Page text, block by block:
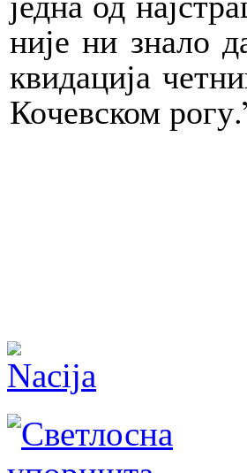
ни­је ни зна­ло
кви­да­ци­ја
Ко­чев­ском